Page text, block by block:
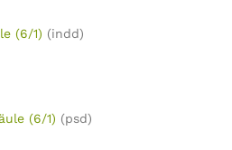
(6/1) (indd)
(6/1) (psd)